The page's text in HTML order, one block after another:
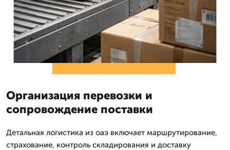
Организация перевозки и
сопровождение поставки
Детальная логистика из оаэ включает маршрутирование,
страхование, контроль складирования и доставку